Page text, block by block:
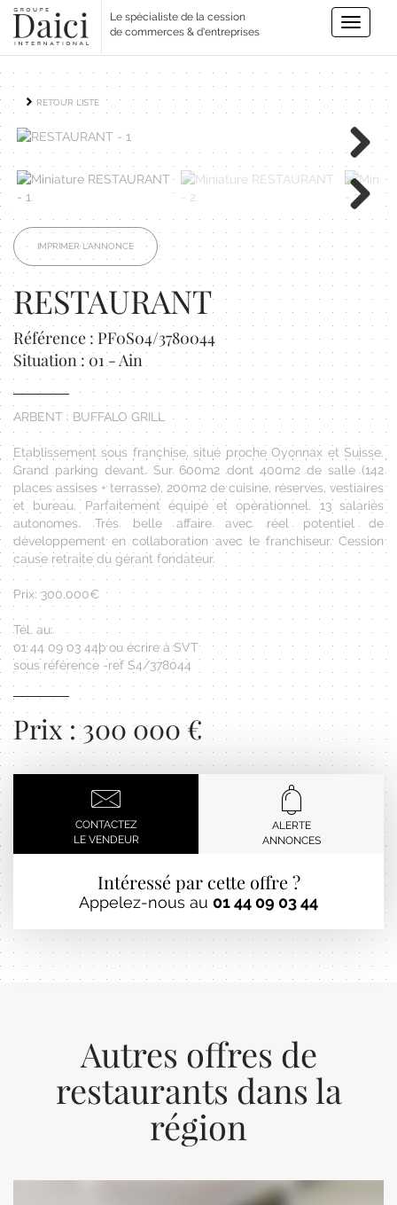
Le spécialiste de la cession
de commerces & d'entreprises
Toggle
RETOUR LISTE
Next
Next
IMPRIMER L'ANNONCE
RESTAURANT
Référence : PF0S04/3780044
Situation : 01 - Ain
ARBENT : BUFFALO GRILL
Etablissement sous franchise, situé proche Oyonnax et Suisse.
Grand parking devant. Sur 600m2 dont 400m2 de salle (142
places assises + terrasse), 200m2 de cuisine, réserves, vestiaires
et bureau. Parfaitement équipé et opérationnel. 13 salariés
autonomes. Très belle affaire avec réel potentiel de
développement en collaboration avec le franchiseur. Cession
cause retraite du gérant fondateur.
Prix: 300.000€
Tél. au:
01 44 09 03 44þ ou écrire à SVT
sous référence -ref S4/378044
Prix : 300 000 €
CONTACTEZ
LE VENDEUR
ALERTE
ANNONCES
Intéressé par cette offre ?
Appelez-nous au 01 44 09 03 44
Autres offres de
restaurants dans la
région